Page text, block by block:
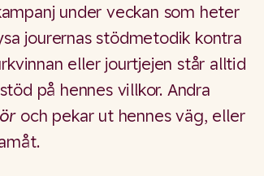
under veckan som heter
jourernas stödmetodik kontra
eller jourtjejen står alltid
på hennes villkor. Andra
och pekar ut hennes väg, eller